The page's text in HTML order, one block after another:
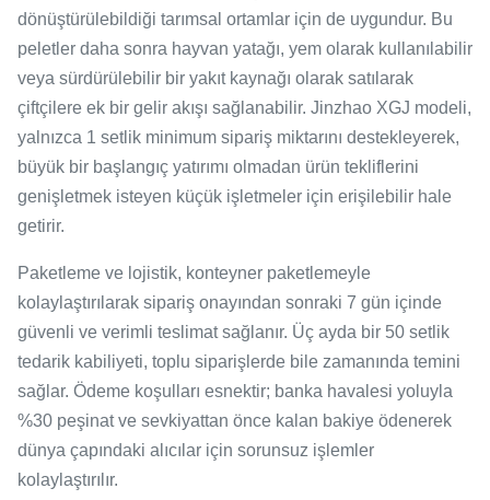
dönüştürülebildiği tarımsal ortamlar için de uygundur. Bu
peletler daha sonra hayvan yatağı, yem olarak kullanılabilir
veya sürdürülebilir bir yakıt kaynağı olarak satılarak
çiftçilere ek bir gelir akışı sağlanabilir. Jinzhao XGJ modeli,
yalnızca 1 setlik minimum sipariş miktarını destekleyerek,
büyük bir başlangıç ​​yatırımı olmadan ürün tekliflerini
genişletmek isteyen küçük işletmeler için erişilebilir hale
getirir.
Paketleme ve lojistik, konteyner paketlemeyle
kolaylaştırılarak sipariş onayından sonraki 7 gün içinde
güvenli ve verimli teslimat sağlanır. Üç ayda bir 50 setlik
tedarik kabiliyeti, toplu siparişlerde bile zamanında temini
sağlar. Ödeme koşulları esnektir; banka havalesi yoluyla
%30 peşinat ve sevkiyattan önce kalan bakiye ödenerek
dünya çapındaki alıcılar için sorunsuz işlemler
kolaylaştırılır.